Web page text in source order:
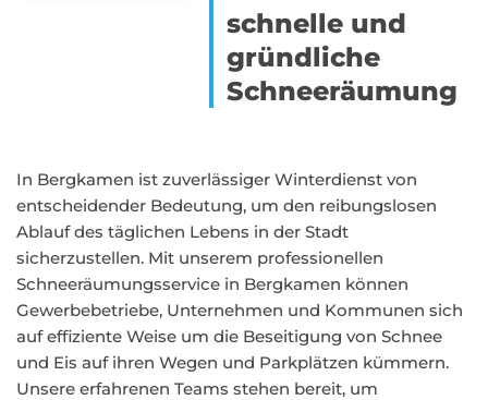
schnelle und
gründliche
Schneeräumung
In Bergkamen ist zuverlässiger Winterdienst von
entscheidender Bedeutung, um den reibungslosen
Ablauf des täglichen Lebens in der Stadt
sicherzustellen. Mit unserem professionellen
Schneeräumungsservice in Bergkamen können
Gewerbebetriebe, Unternehmen und Kommunen sich
auf effiziente Weise um die Beseitigung von Schnee
und Eis auf ihren Wegen und Parkplätzen kümmern.
Unsere erfahrenen Teams stehen bereit, um